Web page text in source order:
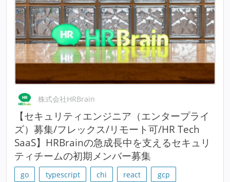
株式会社HRBrain
【セキュリティエンジニア（エンタープライ
ズ）募集/フレックス/リモート可/HR Tech
SaaS】HRBrainの急成長中を支えるセキュリ
ティチームの初期メンバー募集
go typescript chi react
gcp